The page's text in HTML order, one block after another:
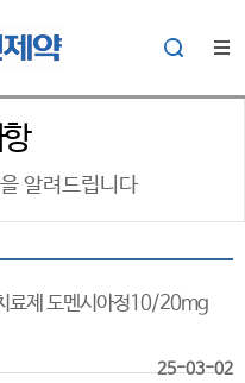
알려드립니다
료제 도멘시아정10/20mg
25-03-02